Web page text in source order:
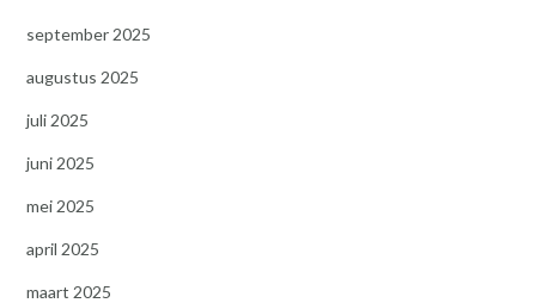
september 2025
augustus 2025
juli 2025
juni 2025
mei 2025
april 2025
maart 2025